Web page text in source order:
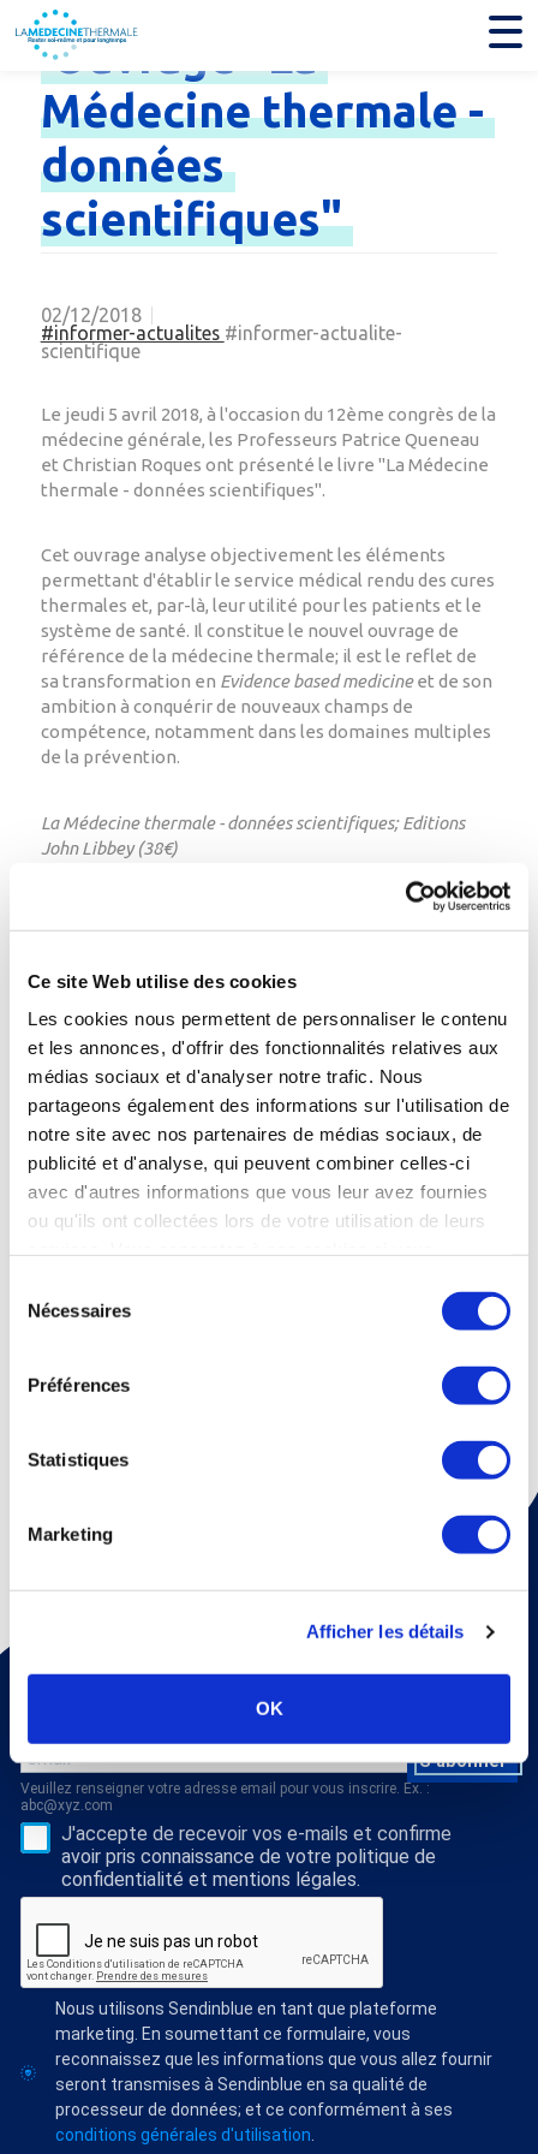
Ce site Web utilise des cookies
Les cookies nous permettent de personnaliser le contenu
et les annonces, d'offrir des fonctionnalités relatives aux
médias sociaux et d'analyser notre trafic. Nous
partageons également des informations sur l'utilisation de
notre site avec nos partenaires de médias sociaux, de
publicité et d'analyse, qui peuvent combiner celles-ci
avec d'autres informations que vous leur avez fournies
ou qu'ils ont collectées lors de votre utilisation de leurs
Nécessaires
Préférences
Statistiques
Marketing
Afficher les détails
OK
Ouvrage
Médecinethermale-
données
scientifiques"
02/12/2018
#informer-actualites #informer-actualite-
scientifique
Le jeudi 5 avril 2018, à l'occasion du 12ème congrès de la
médecine générale, les Professeurs Patrice Queneau
et Christian Roques ont présenté le livre "La Médecine
thermale - données scientifiques".
Cet ouvrage analyse objectivement les éléments
permettant d'établir le service médical rendu des cures
thermales et, par-là, leur utilité pour les patients et le
système de santé. Il constitue le nouvel ouvrage de
référence de la médecine thermale; il est le reflet de
sa transformation en Evidence based medicineet de son
ambition à conquérir de nouveaux champs de
compétence, notamment dans les domaines multiples
de la prévention.
La Médecine thermale - données scientifiques; Editions
John Libbey (38€)
abonnez vous à notre newsletter !
S'abonner
Veuillez renseigner votre adresse email pour vous inscrire. Ex. :
abc@xyz.com
J'accepte de recevoir vos e-mails et confirme
avoir pris connaissance de votre politique de
confidentialité et mentions légales.
Nous utilisons Sendinblue en tant que plateforme
marketing. En soumettant ce formulaire, vous
reconnaissez que les informations que vous allez fournir
seront transmises à Sendinblue en sa qualité de
processeur de données; et ce conformément à ses
conditions générales d'utilisation.